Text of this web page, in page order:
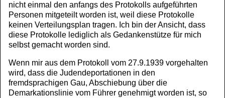
nicht einmal den anfangs des Protokolls aufgeführten
Personen mitgeteilt worden ist, weil diese Protokolle
keinen Verteilungsplan tragen. Ich bin der Ansicht, dass
diese Protokolle lediglich als Gedankenstütze für mich
selbst gemacht worden sind.
Wenn mir aus dem Protokoll vom 27.9.1939 vorgehalten
wird, dass die Judendeportationen in den
fremdsprachigen Gau, Abschiebung über die
Demarkationslinie vom Führer genehmigt worden ist, so